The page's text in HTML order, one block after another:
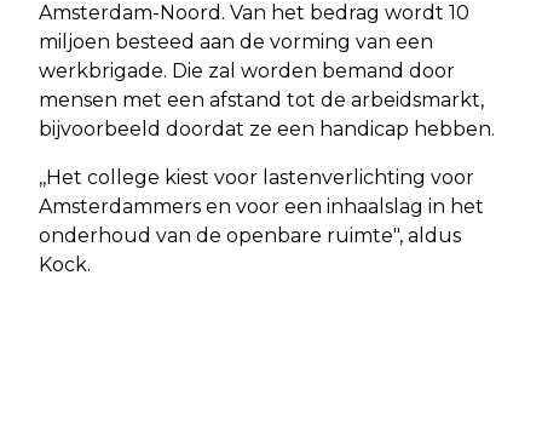
Amsterdam-Noord. Van het bedrag wordt 10
miljoen besteed aan de vorming van een
werkbrigade. Die zal worden bemand door
mensen met een afstand tot de arbeidsmarkt,
bijvoorbeeld doordat ze een handicap hebben.
,,Het college kiest voor lastenverlichting voor
Amsterdammers en voor een inhaalslag in het
onderhoud van de openbare ruimte", aldus
Kock.